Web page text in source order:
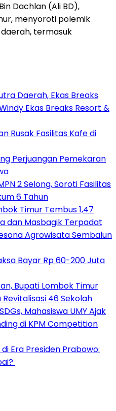
Dachlan (Ali BD),
menyoroti polemik
termasuk
Daerah, Ekas Breaks
Ekas Breaks Resort &
Rusak Fasilitas Kafe di
Perjuangan Pemekaran
2 Selong, Soroti Fasilitas
6 Tahun
Timur Tembus 1,47
dan Masbagik Terpadat
Agrowisata Sembalun
Bayar Rp 60-200 Juta
Bupati Lombok Timur
46 Sekolah
Mahasiswa UMY Ajak
di KPM Competition
Era Presiden Prabowo: